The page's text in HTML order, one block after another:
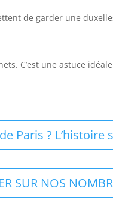
de garder une
C’est une astuce
Paris ? L’histoire
SUR NOS